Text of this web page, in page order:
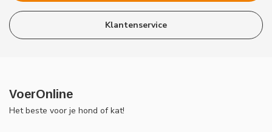
Klantenservice
VoerOnline
Het beste voor je hond of kat!